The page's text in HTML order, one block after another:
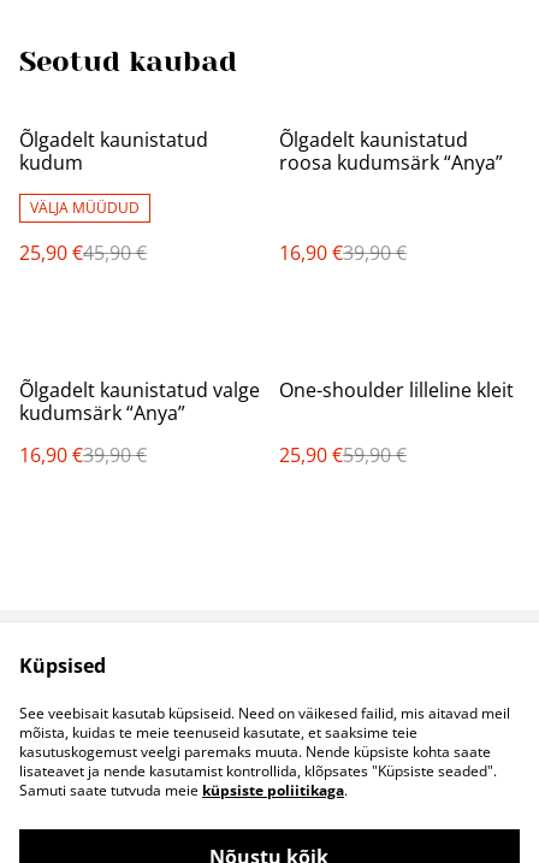
Seotud kaubad
%
Õlgadelt kaunistatud
kudum
VÄLJA MÜÜDUD
25,90 €45,90 €
%
Õlgadelt kaunistatud
roosa kudumsärk “Anya”
16,90 €39,90 €
%
Õlgadelt kaunistatud valge
kudumsärk “Anya”
16,90 €39,90 €
%
One-shoulder lilleline kleit
25,90 €59,90 €
Müügitingimused
Küpsised
Kontaktid
B2B koostöö
Küpsised
See veebisait kasutab küpsiseid. Need on väikesed failid, mis aitavad meil
mõista, kuidas te meie teenuseid kasutate, et saaksime teie
kasutuskogemust veelgi paremaks muuta. Nende küpsiste kohta saate
lisateavet ja nende kasutamist kontrollida, klõpsates "Küpsiste seaded".
Samuti saate tutvuda meie küpsiste poliitikaga.
Nõustu kõik